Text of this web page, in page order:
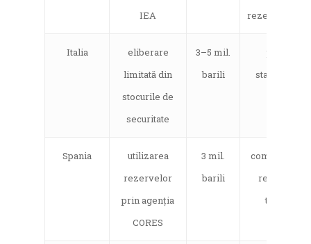
IEA
rezerve din
Italia
eliberare
limitată din
stocurile de
securitate
3–5 mil.
barili
stabilizarea
Spania
utilizarea
rezervelor
prin agenția
CORES
3 mil.
barili
completată cu
reducerea
taxelor